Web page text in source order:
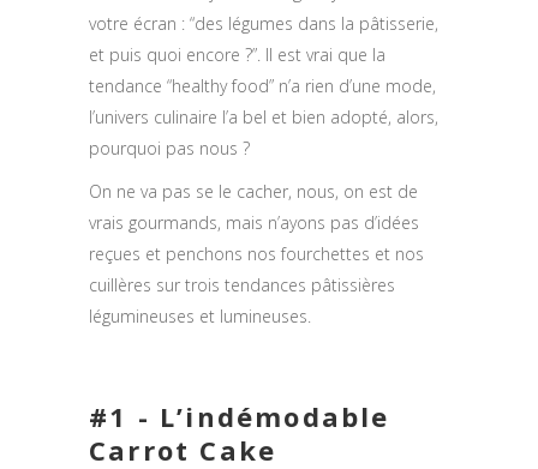
votre écran : “des légumes dans la pâtisserie,
et puis quoi encore ?”. Il est vrai que la
tendance “healthy food” n’a rien d’une mode,
l’univers culinaire l’a bel et bien adopté, alors,
pourquoi pas nous ?
On ne va pas se le cacher, nous, on est de
vrais gourmands, mais n’ayons pas d’idées
reçues et penchons nos fourchettes et nos
cuillères sur trois tendances pâtissières
légumineuses et lumineuses.
#1 - L’indémodable
Carrot Cake